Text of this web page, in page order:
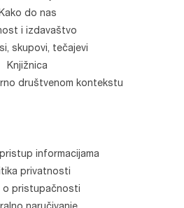
do nas
i izdavaštvo
skupovi, tečajevi
Knjižnica
društvenom kontekstu
informacijama
privatnosti
o pristupačnosti